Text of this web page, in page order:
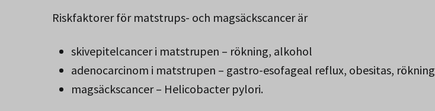
Riskfaktorer för matstrups- och magsäckscancer är
skivepitelcancer i matstrupen – rökning, alkohol
adenocarcinom i matstrupen – gastro-esofageal reflux, obesitas, rökning
magsäckscancer – Helicobacter pylori.